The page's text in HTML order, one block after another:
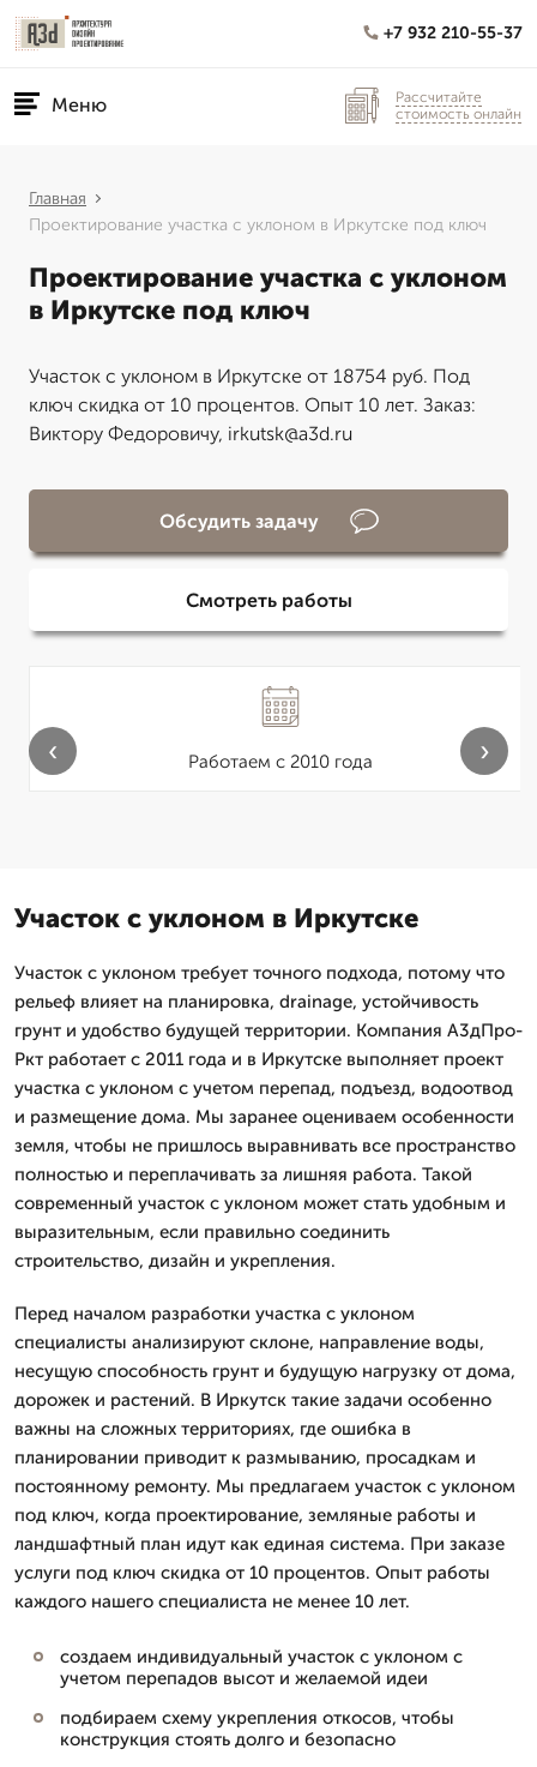
+7 932 210-55-37
Меню
Рассчитайте
стоимость онлайн
Главная
Проектирование участка с уклоном в Иркутске под ключ
Проектирование участка с уклоном
в Иркутске под ключ
Участок с уклоном в Иркутске от 18754 руб. Под
ключ скидка от 10 процентов. Опыт 10 лет. Заказ:
Виктору Федоровичу, irkutsk@a3d.ru
Обсудить задачу
Смотреть работы
Работаем с 2010 года
‹ ›
Участок с уклоном в Иркутске
Участок с уклоном требует точного подхода, потому что
рельеф влияет на планировка, drainage, устойчивость
грунт и удобство будущей территории. Компания А3дПро-
Ркт работает с 2011 года и в Иркутске выполняет проект
участка с уклоном с учетом перепад, подъезд, водоотвод
и размещение дома. Мы заранее оцениваем особенности
земля, чтобы не пришлось выравнивать все пространство
полностью и переплачивать за лишняя работа. Такой
современный участок с уклоном может стать удобным и
выразительным, если правильно соединить
строительство, дизайн и укрепления.
Перед началом разработки участка с уклоном
специалисты анализируют склоне, направление воды,
несущую способность грунт и будущую нагрузку от дома,
дорожек и растений. В Иркутск такие задачи особенно
важны на сложных территориях, где ошибка в
планировании приводит к размыванию, просадкам и
постоянному ремонту. Мы предлагаем участок с уклоном
под ключ, когда проектирование, земляные работы и
ландшафтный план идут как единая система. При заказе
услуги под ключ скидка от 10 процентов. Опыт работы
каждого нашего специалиста не менее 10 лет.
создаем индивидуальный участок с уклоном с
учетом перепадов высот и желаемой идеи
подбираем схему укрепления откосов, чтобы
конструкция стоять долго и безопасно